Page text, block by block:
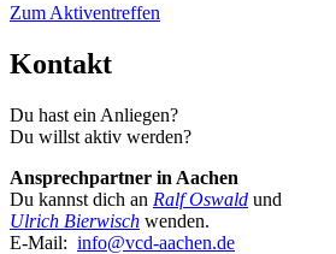
Zum Aktiventreffen
Kontakt
Du hast ein Anliegen?
Du willst aktiv werden?
Ansprechpartner in Aachen
Du kannst dich an Ralf Oswald und
Ulrich Bierwisch wenden.
E-Mail: info@vcd-aachen.de